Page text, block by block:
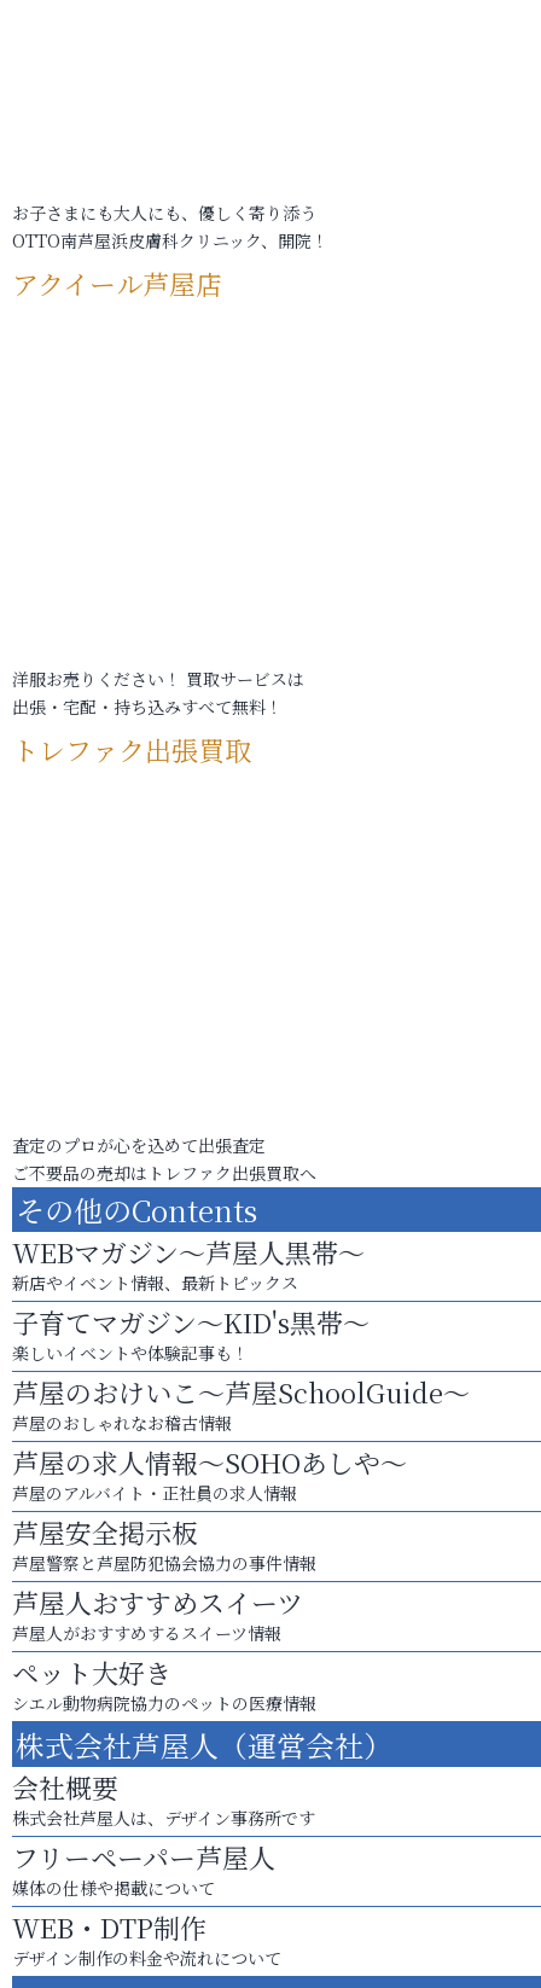
お子さまにも大人にも、優しく寄り添う
OTTO南芦屋浜皮膚科クリニック、開院！
アクイール芦屋店
洋服お売りください！ 買取サービスは
出張・宅配・持ち込みすべて無料！
トレファク出張買取
査定のプロが心を込めて出張査定
ご不要品の売却はトレファク出張買取へ
その他のContents
WEBマガジン～芦屋人黒帯～
新店やイベント情報、最新トピックス
子育てマガジン～KID's黒帯～
楽しいイベントや体験記事も！
芦屋のおけいこ～芦屋SchoolGuide～
芦屋のおしゃれなお稽古情報
芦屋の求人情報～SOHOあしや～
芦屋のアルバイト・正社員の求人情報
芦屋安全掲示板
芦屋警察と芦屋防犯協会協力の事件情報
芦屋人おすすめスイーツ
芦屋人がおすすめするスイーツ情報
ペット大好き
シエル動物病院協力のペットの医療情報
株式会社芦屋人（運営会社）
会社概要
株式会社芦屋人は、デザイン事務所です
フリーペーパー芦屋人
媒体の仕様や掲載について
WEB・DTP制作
デザイン制作の料金や流れについて